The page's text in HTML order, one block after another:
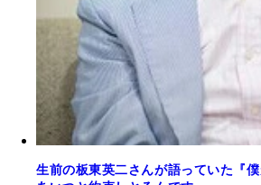
生前の板東英二さんが語っていた『